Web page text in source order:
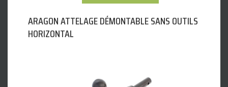
ARAGON ATTELAGE DÉMONTABLE SANS OUTILS
HORIZONTAL